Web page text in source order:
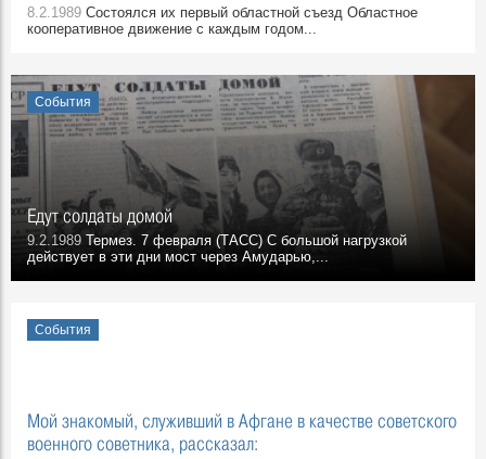
8.2.1989 Состоялся их первый областной съезд Областное
кооперативное движение с каждым годом...
События
Едут солдаты домой
9.2.1989 Термез. 7 февраля (ТАСС) С большой нагрузкой
действует в эти дни мост через Амударью,...
События
Мой знакомый, служивший в Афгане в качестве советского
военного советника, рассказал: